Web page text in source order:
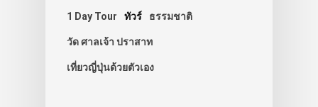
1 Day Tour ทัวร์ ธรรมชาติ
วัด ศาลเจ้า ปราสาท
เที่ยวญี่ปุ่นด้วยตัวเอง